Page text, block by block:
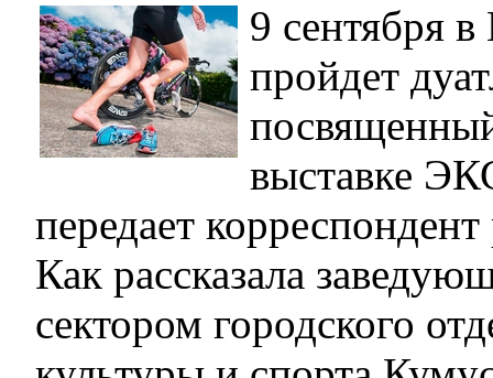
9 сентября
пройдет
выставке
передает
Как рассказала
сектором городского